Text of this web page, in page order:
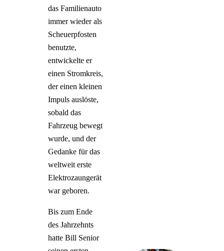
das Familienauto
immer wieder als
Scheuerpfosten
benutzte,
entwickelte er
einen Stromkreis,
der einen kleinen
Impuls auslöste,
sobald das
Fahrzeug bewegt
wurde, und der
Gedanke für das
weltweit erste
Elektrozaungerät
war geboren.
Bis zum Ende
des Jahrzehnts
hatte Bill Senior